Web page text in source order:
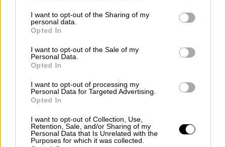
I want to opt-out of the Sharing of my
personal data.
Opted In
I want to opt-out of the Sale of my
Personal Data.
Opted In
I want to opt-out of processing my
Personal Data for Targeted Advertising.
Opted In
I want to opt-out of Collection, Use,
Retention, Sale, and/or Sharing of my
Personal Data that Is Unrelated with the
Purposes for which it was collected.
Madrid retrasa el Orgullo Gay al 1